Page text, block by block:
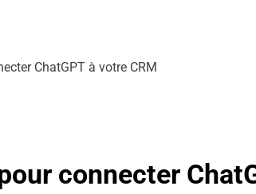
ChatGPT à votre CRM
connecter